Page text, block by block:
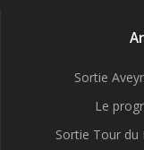
Sortie
Le
Sortie Tour du